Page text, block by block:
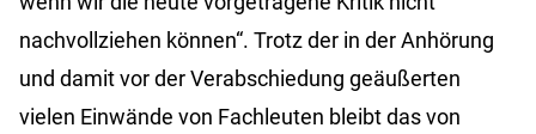
nachvollziehen können“. Trotz der in der Anhörung
und damit vor der Verabschiedung geäußerten
vielen Einwände von Fachleuten bleibt das von